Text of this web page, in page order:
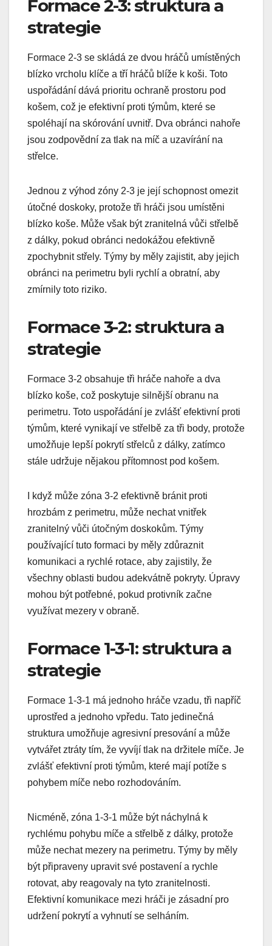
Formace 2-3: struktura a
strategie
Formace 2-3 se skládá ze dvou hráčů umístěných
blízko vrcholu klíče a tří hráčů blíže k koši. Toto
uspořádání dává prioritu ochraně prostoru pod
košem, což je efektivní proti týmům, které se
spoléhají na skórování uvnitř. Dva obránci nahoře
jsou zodpovědní za tlak na míč a uzavírání na
střelce.
Jednou z výhod zóny 2-3 je její schopnost omezit
útočné doskoky, protože tři hráči jsou umístěni
blízko koše. Může však být zranitelná vůči střelbě
z dálky, pokud obránci nedokážou efektivně
zpochybnit střely. Týmy by měly zajistit, aby jejich
obránci na perimetru byli rychlí a obratní, aby
zmírnily toto riziko.
Formace 3-2: struktura a
strategie
Formace 3-2 obsahuje tři hráče nahoře a dva
blízko koše, což poskytuje silnější obranu na
perimetru. Toto uspořádání je zvlášť efektivní proti
týmům, které vynikají ve střelbě za tři body, protože
umožňuje lepší pokrytí střelců z dálky, zatímco
stále udržuje nějakou přítomnost pod košem.
I když může zóna 3-2 efektivně bránit proti
hrozbám z perimetru, může nechat vnitřek
zranitelný vůči útočným doskokům. Týmy
používající tuto formaci by měly zdůraznit
komunikaci a rychlé rotace, aby zajistily, že
všechny oblasti budou adekvátně pokryty. Úpravy
mohou být potřebné, pokud protivník začne
využívat mezery v obraně.
Formace 1-3-1: struktura a
strategie
Formace 1-3-1 má jednoho hráče vzadu, tři napříč
uprostřed a jednoho vpředu. Tato jedinečná
struktura umožňuje agresivní presování a může
vytvářet ztráty tím, že vyvíjí tlak na držitele míče. Je
zvlášť efektivní proti týmům, které mají potíže s
pohybem míče nebo rozhodováním.
Nicméně, zóna 1-3-1 může být náchylná k
rychlému pohybu míče a střelbě z dálky, protože
může nechat mezery na perimetru. Týmy by měly
být připraveny upravit své postavení a rychle
rotovat, aby reagovaly na tyto zranitelnosti.
Efektivní komunikace mezi hráči je zásadní pro
udržení pokrytí a vyhnutí se selháním.